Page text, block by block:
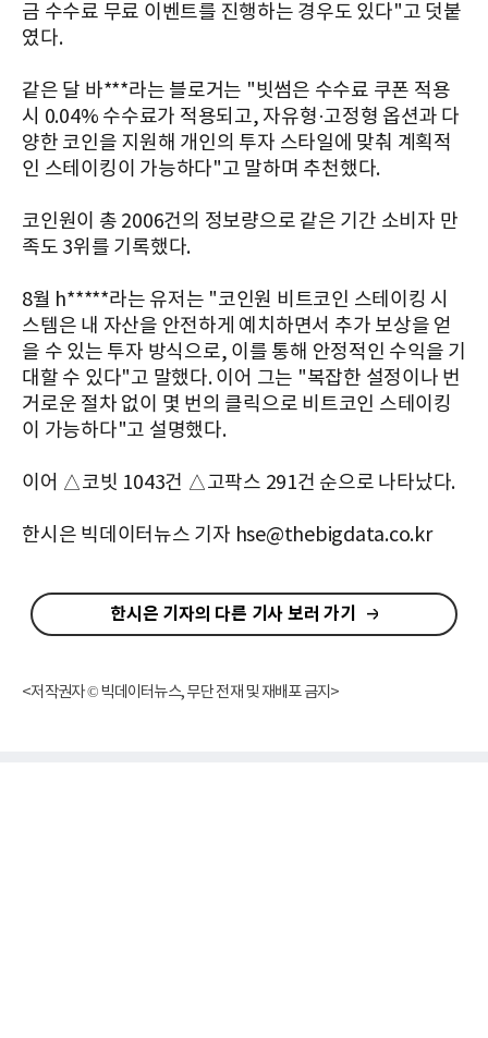
금 수수료 무료 이벤트를 진행하는 경우도 있다"고 덧붙
였다.
같은 달 바***라는 블로거는 "빗썸은 수수료 쿠폰 적용
시 0.04% 수수료가 적용되고, 자유형·고정형 옵션과 다
양한 코인을 지원해 개인의 투자 스타일에 맞춰 계획적
인 스테이킹이 가능하다"고 말하며 추천했다.
코인원이 총 2006건의 정보량으로 같은 기간 소비자 만
족도 3위를 기록했다.
8월 h*****라는 유저는 "코인원 비트코인 스테이킹 시
스템은 내 자산을 안전하게 예치하면서 추가 보상을 얻
을 수 있는 투자 방식으로, 이를 통해 안정적인 수익을 기
대할 수 있다"고 말했다. 이어 그는 "복잡한 설정이나 번
거로운 절차 없이 몇 번의 클릭으로 비트코인 스테이킹
이 가능하다"고 설명했다.
이어 △코빗 1043건 △고팍스 291건 순으로 나타났다.
한시은 빅데이터뉴스 기자 hse@thebigdata.co.kr
한시은 기자의 다른 기사 보러 가기
<저작권자 © 빅데이터뉴스, 무단 전재 및 재배포 금지>